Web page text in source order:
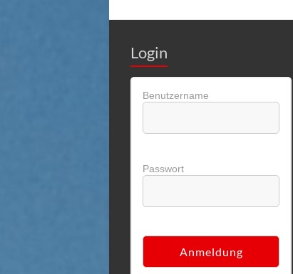
Login
Benutzername
Passwort